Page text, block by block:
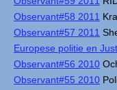
Observant#58 2011
Observant#57 2011
Europese politie en
Observant#56 2010
Observant#55 2010